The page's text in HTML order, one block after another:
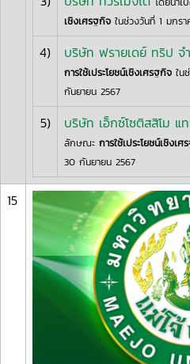
เชิงเศรฐกิจ ในช่วงวันที่ 1 มกร
4) บริษัท ฟรายเดย์ ทริป จ
การใช้เประโยชน์เชิงเศรฐกิจ ใน
กันยายน 2567
5) บริษัท เอ็กซ์โซติสสิโม แ
ลักษณะ การใช้เประโยชน์เชิงเศ
30 กันยายน 2567
15